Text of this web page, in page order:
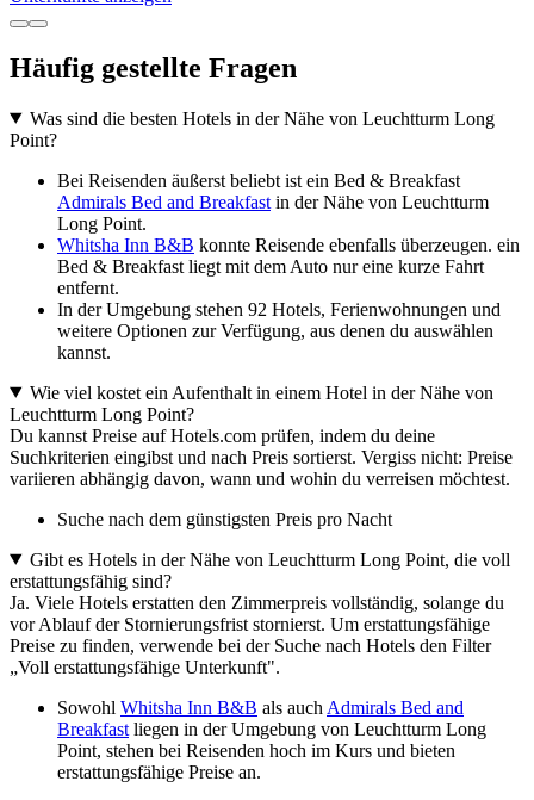
Häufig gestellte Fragen
Was sind die besten Hotels in der Nähe von Leuchtturm Long
Point?
Bei Reisenden äußerst beliebt ist ein Bed & Breakfast
Admirals Bed and Breakfast in der Nähe von Leuchtturm
Long Point.
Whitsha Inn B&B konnte Reisende ebenfalls überzeugen. ein
Bed & Breakfast liegt mit dem Auto nur eine kurze Fahrt
entfernt.
In der Umgebung stehen 92 Hotels, Ferienwohnungen und
weitere Optionen zur Verfügung, aus denen du auswählen
kannst.
Wie viel kostet ein Aufenthalt in einem Hotel in der Nähe von
Leuchtturm Long Point?
Du kannst Preise auf Hotels.com prüfen, indem du deine
Suchkriterien eingibst und nach Preis sortierst. Vergiss nicht: Preise
variieren abhängig davon, wann und wohin du verreisen möchtest.
Suche nach dem günstigsten Preis pro Nacht
Gibt es Hotels in der Nähe von Leuchtturm Long Point, die voll
erstattungsfähig sind?
Ja. Viele Hotels erstatten den Zimmerpreis vollständig, solange du
vor Ablauf der Stornierungsfrist stornierst. Um erstattungsfähige
Preise zu finden, verwende bei der Suche nach Hotels den Filter
„Voll erstattungsfähige Unterkunft".
Sowohl Whitsha Inn B&B als auch Admirals Bed and
Breakfast liegen in der Umgebung von Leuchtturm Long
Point, stehen bei Reisenden hoch im Kurs und bieten
erstattungsfähige Preise an.